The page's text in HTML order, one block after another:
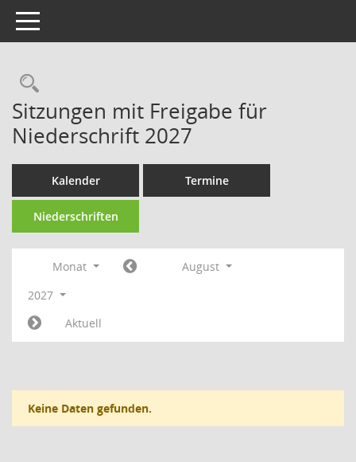
Toggle navigation
Rechercheauswahl
Sitzungen mit Freigabe für
Niederschrift 2027
Kalender Termine
Niederschriften
Monat
August
2027
Aktuell
Keine Daten gefunden.